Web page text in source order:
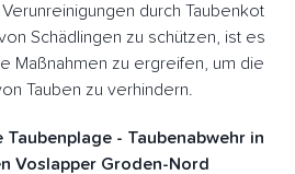
durch Taubenkot
Schädlingen zu schützen, ist es
Maßnahmen zu ergreifen, um die
Tauben zu verhindern.
- Taubenabwehr in
Voslapper Groden-Nord